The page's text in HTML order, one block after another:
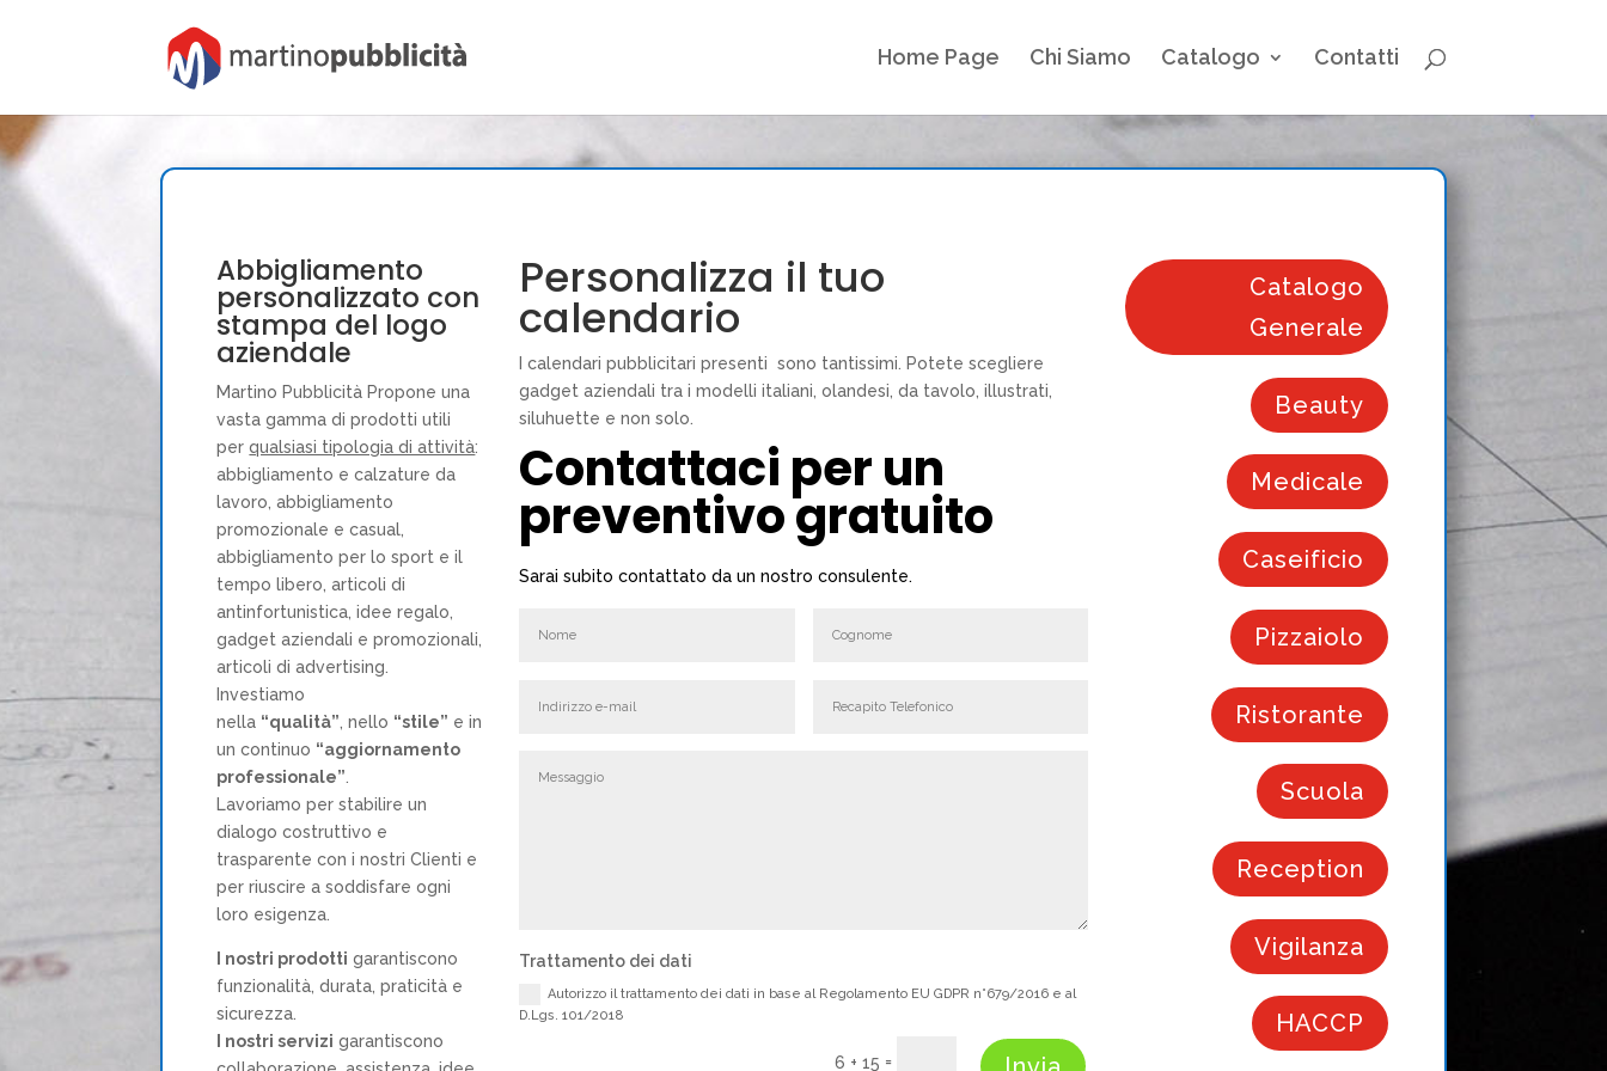
Home Page Chi Siamo Catalogo Contatti
Abbigliamento
personalizzato con
stampa del logo
aziendale
Martino Pubblicità Propone una
vasta gamma di prodotti utili
per qualsiasi tipologia di attività:
abbigliamento e calzature da
lavoro, abbigliamento
promozionale e casual,
abbigliamento per lo sport e il
tempo libero, articoli di
antinfortunistica, idee regalo,
gadget aziendali e promozionali,
articoli di advertising.
Investiamo
nella “qualità” , nello “stile” e in
un continuo “aggiornamento
professionale”
Lavoriamo per stabilire un
dialogo costruttivo e
trasparente con i nostri Clienti e
per riuscire a soddisfare ogni
loro esigenza.
I nostri prodotti garantiscono
funzionalità, durata, praticità e
sicurezza.
I nostri servizi garantiscono
Personalizza il tuo
calendario
I calendari pubblicitari presenti sono tantissimi. Potete scegliere
gadget aziendali tra i modelli italiani, olandesi, da tavolo, illustrati,
siluhuette e non solo.
Contattaci per un
preventivo gratuito
Sarai subito contattato da un nostro consulente.
Trattamento dei dati
Autorizzo il trattamento dei dati in base al Regolamento EU GDPR n°679/2016 e al
D.Lgs. 101/2018
6 + 15 =
Catalogo
Generale
Beauty
Medicale
Caseificio
Pizzaiolo
Ristorante
Scuola
Reception
Vigilanza
HACCP